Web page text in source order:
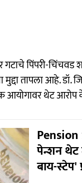
गटाचे पिंपरी-
तापला आहे. डॉ.
आयोगावर थेट
Pension
पेन्शन थेट
बाय-स्टेप'